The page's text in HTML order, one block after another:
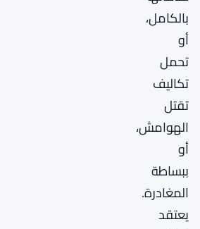
بالكامل،
أو
تحمل
تكاليف
تقتل
الهوامش،
أو
ببساطة
المغادرة.
يعتقد